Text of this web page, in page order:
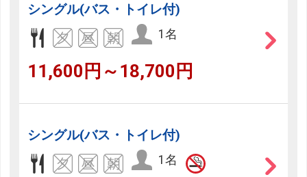
シングル(バス・トイレ付)
1名
11,600円～18,700円
シングル(バス・トイレ付)
1名